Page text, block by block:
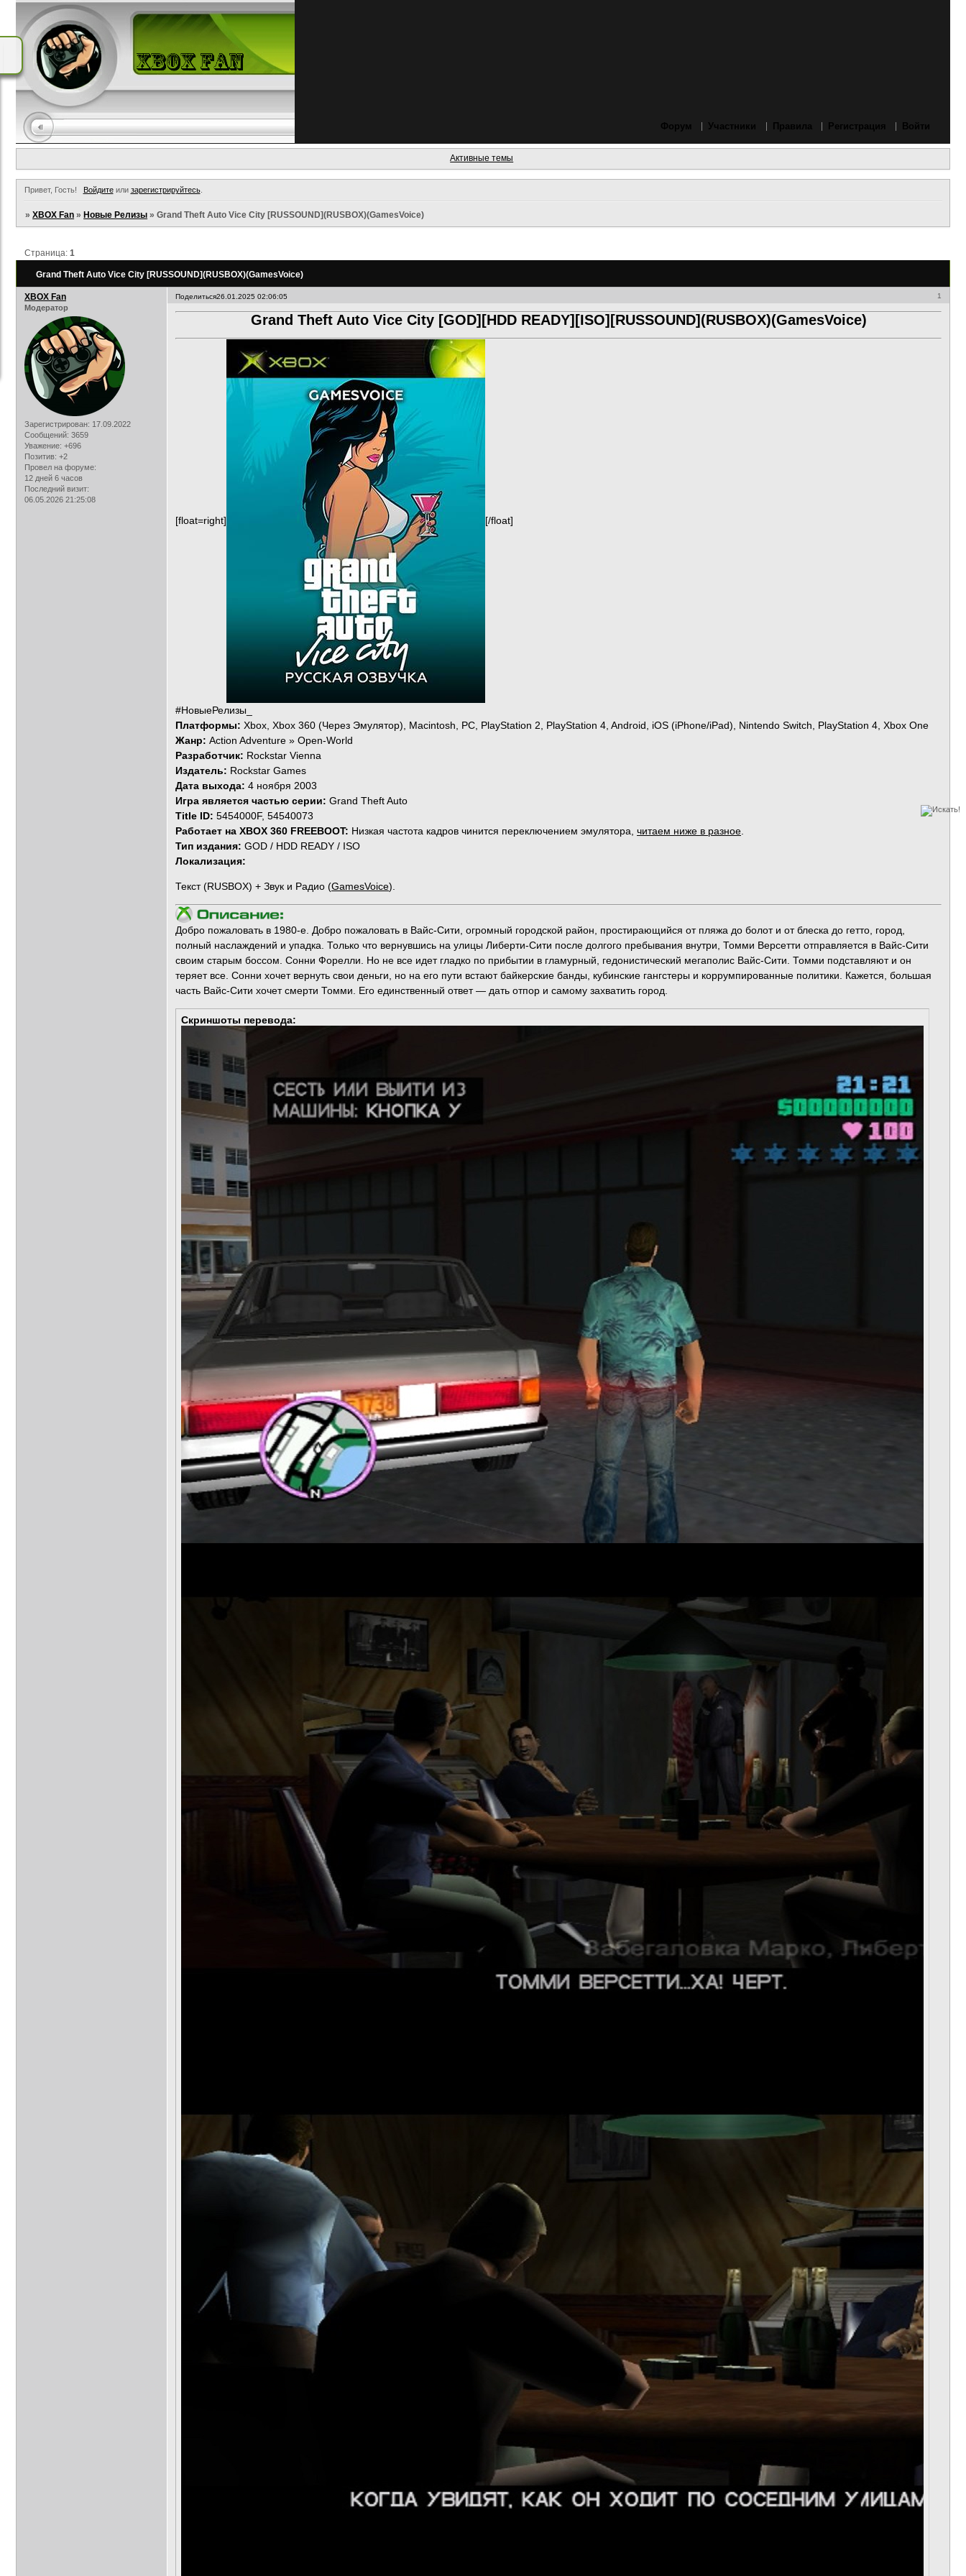
Форум Участники Правила Регистрация Войти
Активные темы
Привет, Гость! Войдитеили зарегистрируйтесь.
»XBOX Fan »Новые Релизы »Grand Theft Auto Vice City [RUSSOUND](RUSBOX)(GamesVoice)
Grand Theft Auto Vice City [RUSSOUND](RUSBOX)(GamesVoice)
Страница:1
Поделиться 1
26.01.2025 02:06:05
XBOX Fan
Модератор
Зарегистрирован: 17.09.2022
Сообщений: 3659
Уважение: +696
Позитив: +2
Провел на форуме:
12 дней 6 часов
Последний визит:
06.05.2026 21:25:08
Grand Theft Auto Vice City [GOD][HDD READY][ISO][RUSSOUND](RUSBOX)(GamesVoice)
[float=right] [/float]
#НовыеРелизы_
Платформы:Xbox, Xbox 360 (Через Эмулятор), Macintosh, PC, PlayStation 2, PlayStation 4, Android, iOS (iPhone/iPad), Nintendo Switch, PlayStation 4, Xbox One
Жанр:Action Adventure » Open-World
Разработчик: Rockstar Vienna
Издатель: Rockstar Games
Дата выхода: 4 ноября 2003
Игра является частью серии: Grand Theft Auto
Title ID: 5454000F, 54540073
Работает на XBOX 360 FREEBOOT: Низкая частота кадров чинится переключением эмулятора,читаем ниже в разное.
Тип издания: GOD / HDD READY / ISO
Локализация:
Текст (RUSBOX) + Звук и Радио (GamesVoice).
Добро пожаловать в 1980-е. Добро пожаловать в Вайс-Сити, огромный городской район, простирающийся от пляжа до болот и от блеска до гетто, город,
полный наслаждений и упадка. Только что вернувшись на улицы Либерти-Сити после долгого пребывания внутри, Томми Версетти отправляется в Вайс-Сити
своим старым боссом. Сонни Форелли. Но не все идет гладко по прибытии в гламурный, гедонистический мегаполис Вайс-Сити. Томми подставляют и он
теряет все. Сонни хочет вернуть свои деньги, но на его пути встают байкерские банды, кубинские гангстеры и коррумпированные политики. Кажется, большая
часть Вайс-Сити хочет смерти Томми. Его единственный ответ — дать отпор и самому захватить город.
Скриншоты перевода: